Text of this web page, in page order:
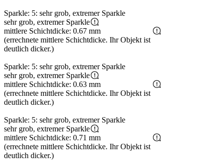
Sparkle: 5: sehr grob, extremer Sparkle
sehr grob, extremer Sparkle
mittlere Schichtdicke: 0.67 mm
(errechnete mittlere Schichtdicke. Ihr Objekt ist
deutlich dicker.)
Sparkle: 5: sehr grob, extremer Sparkle
sehr grob, extremer Sparkle
mittlere Schichtdicke: 0.63 mm
(errechnete mittlere Schichtdicke. Ihr Objekt ist
deutlich dicker.)
Sparkle: 5: sehr grob, extremer Sparkle
sehr grob, extremer Sparkle
mittlere Schichtdicke: 0.71 mm
(errechnete mittlere Schichtdicke. Ihr Objekt ist
deutlich dicker.)